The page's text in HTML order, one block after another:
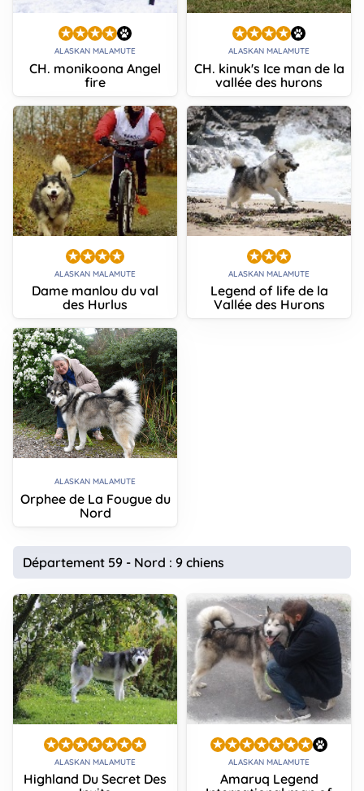
ALASKAN MALAMUTE
CH. monikoona Angel
fire
ALASKAN MALAMUTE
CH. kinuk's Ice man de la
vallée des hurons
ALASKAN MALAMUTE
Dame manlou du val
des Hurlus
ALASKAN MALAMUTE
Legend of life de la
Vallée des Hurons
ALASKAN MALAMUTE
Orphee de La Fougue du
Nord
Département 59 - Nord : 9 chiens
ALASKAN MALAMUTE
Highland Du Secret Des
ALASKAN MALAMUTE
Amaruq Legend